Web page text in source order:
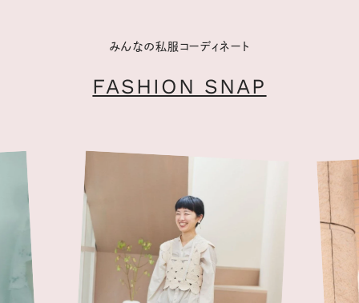
みんなの私服コーディネート
FASHION SNAP